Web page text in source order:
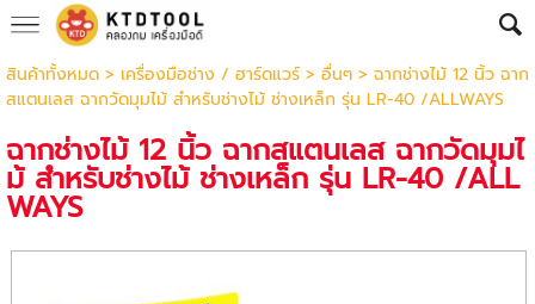
สินค้าทั้งหมด> เครื่องมือช่าง / ฮาร์ดแวร์> อื่นๆ > ฉากช่างไม้ 12 นิ้ว ฉาก
สแตนเลส ฉากวัดมุมไม้ สำหรับช่างไม้ ช่างเหล็ก รุ่น LR-40 /ALLWAYS
ฉากช่างไม้ 12 นิ้ว ฉากสแตนเลส ฉากวัดมุมไ
ม้ สำหรับช่างไม้ ช่างเหล็ก รุ่น LR-40 /ALL
WAYS